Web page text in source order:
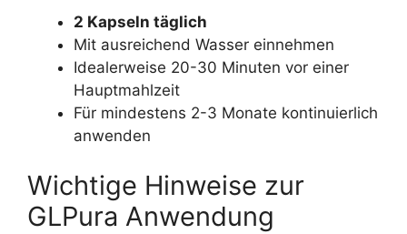
2 Kapseln täglich
Mit ausreichend Wasser einnehmen
Idealerweise 20-30 Minuten vor einer
Hauptmahlzeit
Für mindestens 2-3 Monate kontinuierlich
anwenden
Wichtige Hinweise zur
GLPura Anwendung